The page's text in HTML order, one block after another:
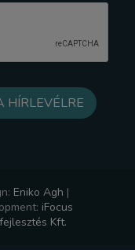
Eniko Agh |
iFocus
Kft.